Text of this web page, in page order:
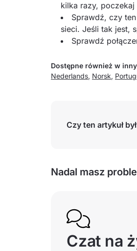
kilka razy, poczekaj
Sprawdź, czy
sieci. Jeśli tak jest,
Sprawdź
Dostępne również w
Nederlands, Norsk,
Czy ten artykuł
Nadal masz
Czat na